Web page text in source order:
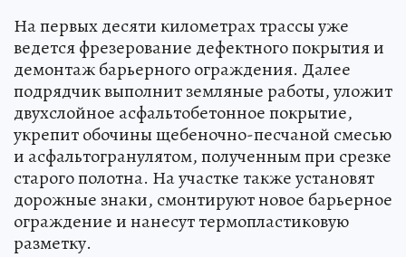
На первых десяти километрах трассы уже
ведется фрезерование дефектного покрытия и
демонтаж барьерного ограждения. Далее
подрядчик выполнит земляные работы, уложит
двухслойное асфальтобетонное покрытие,
укрепит обочины щебеночно-песчаной смесью
и асфальтогранулятом, полученным при срезке
старого полотна. На участке также установят
дорожные знаки, смонтируют новое барьерное
ограждение и нанесут термопластиковую
разметку.